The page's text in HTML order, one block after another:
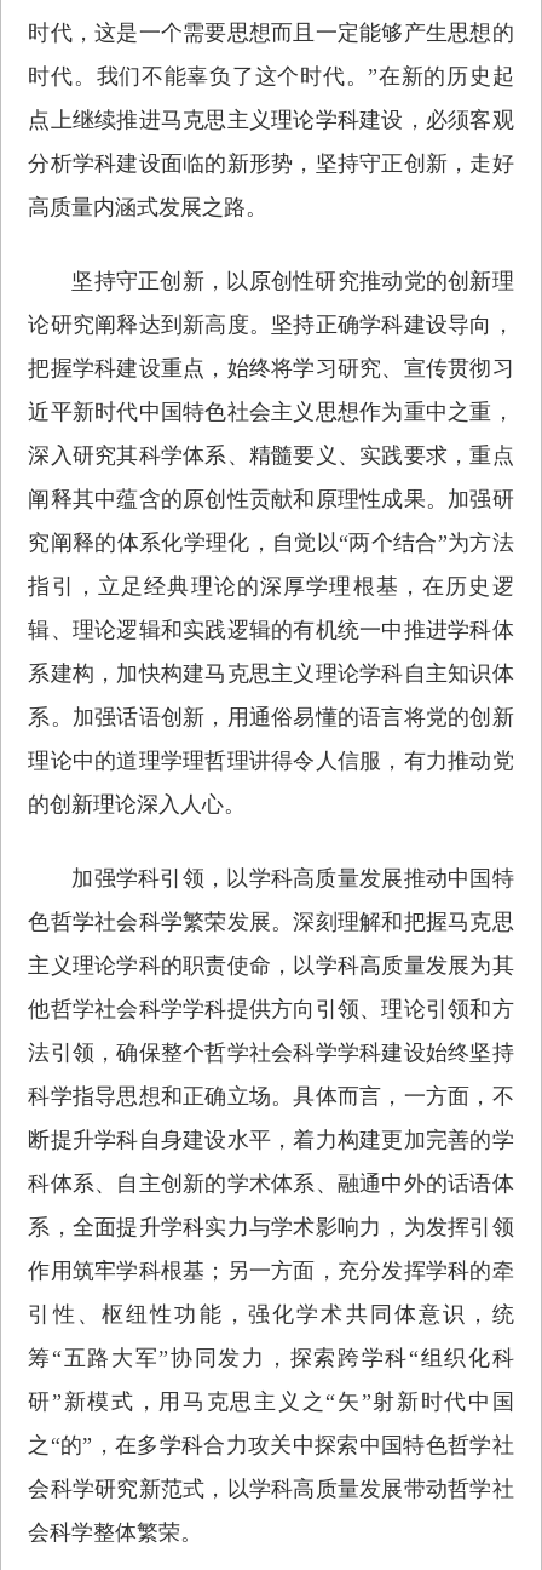
时代，这是一个需要思想而且一定能够产生思想的
时代。我们不能辜负了这个时代。”在新的历史起
点上继续推进马克思主义理论学科建设，必须客观
分析学科建设面临的新形势，坚持守正创新，走好
高质量内涵式发展之路。
坚持守正创新，以原创性研究推动党的创新理
论研究阐释达到新高度。坚持正确学科建设导向，
把握学科建设重点，始终将学习研究、宣传贯彻习
近平新时代中国特色社会主义思想作为重中之重，
深入研究其科学体系、精髓要义、实践要求，重点
阐释其中蕴含的原创性贡献和原理性成果。加强研
究阐释的体系化学理化，自觉以“两个结合”为方法
指引，立足经典理论的深厚学理根基，在历史逻
辑、理论逻辑和实践逻辑的有机统一中推进学科体
系建构，加快构建马克思主义理论学科自主知识体
系。加强话语创新，用通俗易懂的语言将党的创新
理论中的道理学理哲理讲得令人信服，有力推动党
的创新理论深入人心。
加强学科引领，以学科高质量发展推动中国特
色哲学社会科学繁荣发展。深刻理解和把握马克思
主义理论学科的职责使命，以学科高质量发展为其
他哲学社会科学学科提供方向引领、理论引领和方
法引领，确保整个哲学社会科学学科建设始终坚持
科学指导思想和正确立场。具体而言，一方面，不
断提升学科自身建设水平，着力构建更加完善的学
科体系、自主创新的学术体系、融通中外的话语体
系，全面提升学科实力与学术影响力，为发挥引领
作用筑牢学科根基；另一方面，充分发挥学科的牵
引性、枢纽性功能，强化学术共同体意识，统
筹“五路大军”协同发力，探索跨学科“组织化科
研”新模式，用马克思主义之“矢”射新时代中国
之“的”，在多学科合力攻关中探索中国特色哲学社
会科学研究新范式，以学科高质量发展带动哲学社
会科学整体繁荣。